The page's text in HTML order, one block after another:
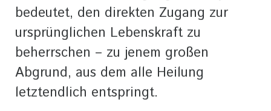
bedeutet, den direkten Zugang zur
ursprünglichen Lebenskraft zu
beherrschen – zu jenem großen
Abgrund, aus dem alle Heilung
letztendlich entspringt.